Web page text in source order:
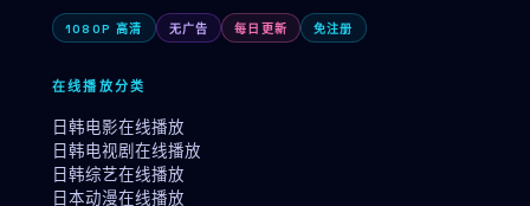
1080P 高清 无广告 每日更新 免注册
在线播放分类
日韩电影在线播放
日韩电视剧在线播放
日韩综艺在线播放
日本动漫在线播放